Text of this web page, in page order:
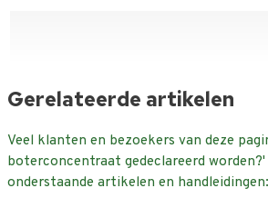
Gerelateerde artikelen
Veel klanten en bezoekers van deze
boterconcentraat gedeclareerd
onderstaande artikelen en handleidingen: